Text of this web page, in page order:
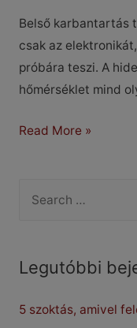
Belső karbantartás
csak az
próbára teszi. A
hőmérséklet mind
Belső
Read More »
r
h
Legutóbbi
5 szoktás, amivel